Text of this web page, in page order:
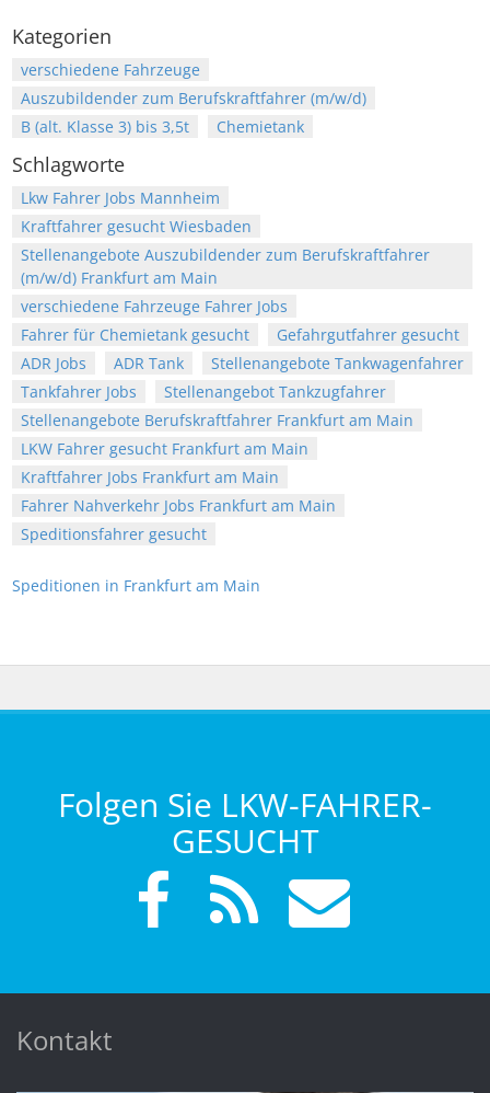
Kategorien
verschiedene Fahrzeuge
Auszubildender zum Berufskraftfahrer (m/w/d)
B (alt. Klasse 3) bis 3,5t
Chemietank
Schlagworte
Lkw Fahrer Jobs Mannheim
Kraftfahrer gesucht Wiesbaden
Stellenangebote Auszubildender zum Berufskraftfahrer
(m/w/d) Frankfurt am Main
verschiedene Fahrzeuge Fahrer Jobs
Fahrer für Chemietank gesucht
Gefahrgutfahrer gesucht
ADR Jobs
ADR Tank
Stellenangebote Tankwagenfahrer
Tankfahrer Jobs
Stellenangebot Tankzugfahrer
Stellenangebote Berufskraftfahrer Frankfurt am Main
LKW Fahrer gesucht Frankfurt am Main
Kraftfahrer Jobs Frankfurt am Main
Fahrer Nahverkehr Jobs Frankfurt am Main
Speditionsfahrer gesucht
Speditionen in Frankfurt am Main
Folgen Sie LKW-FAHRER-
GESUCHT
Kontakt